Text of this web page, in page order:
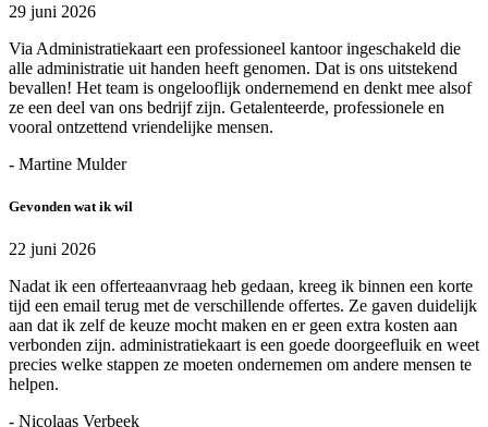
29 juni 2026
Via Administratiekaart een professioneel kantoor ingeschakeld die
alle administratie uit handen heeft genomen. Dat is ons uitstekend
bevallen! Het team is ongelooflijk ondernemend en denkt mee alsof
ze een deel van ons bedrijf zijn. Getalenteerde, professionele en
vooral ontzettend vriendelijke mensen.
- Martine Mulder
Gevonden wat ik wil
22 juni 2026
Nadat ik een offerteaanvraag heb gedaan, kreeg ik binnen een korte
tijd een email terug met de verschillende offertes. Ze gaven duidelijk
aan dat ik zelf de keuze mocht maken en er geen extra kosten aan
verbonden zijn. administratiekaart is een goede doorgeefluik en weet
precies welke stappen ze moeten ondernemen om andere mensen te
helpen.
- Nicolaas Verbeek